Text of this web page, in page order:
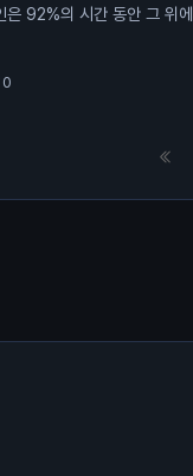
은 92%의 시간 동안 그 위
0